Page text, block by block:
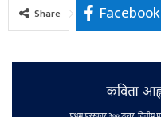
Share Facebook